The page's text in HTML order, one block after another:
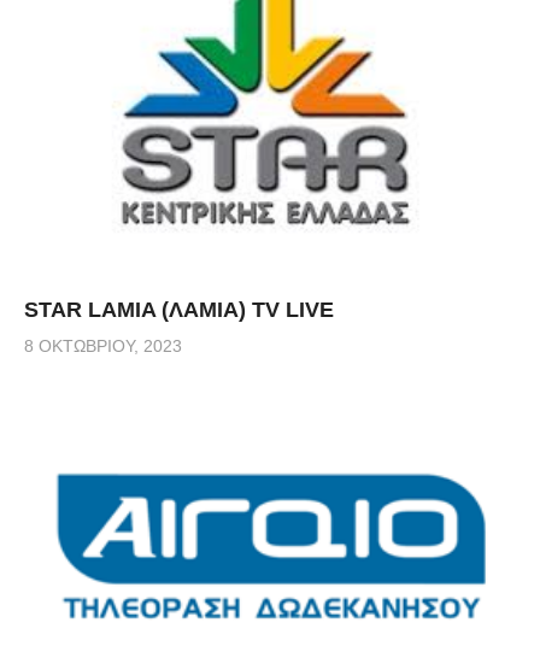
STAR LAMIA (ΛΑΜΙΑ) TV LIVE
8 ΟΚΤΩΒΡΊΟΥ, 2023